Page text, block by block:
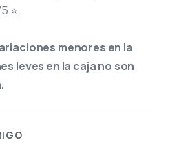
⭐.
menores en la
leves en la caja no son